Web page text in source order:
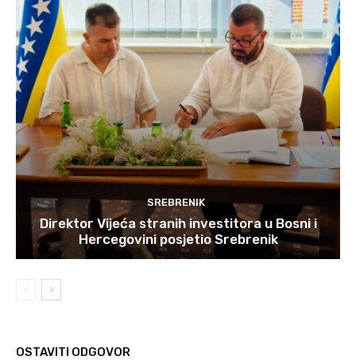
SREBRENIK
Direktor Vijeća stranih investitora u Bosni i
Hercegovini posjetio Srebrenik
OSTAVITI ODGOVOR